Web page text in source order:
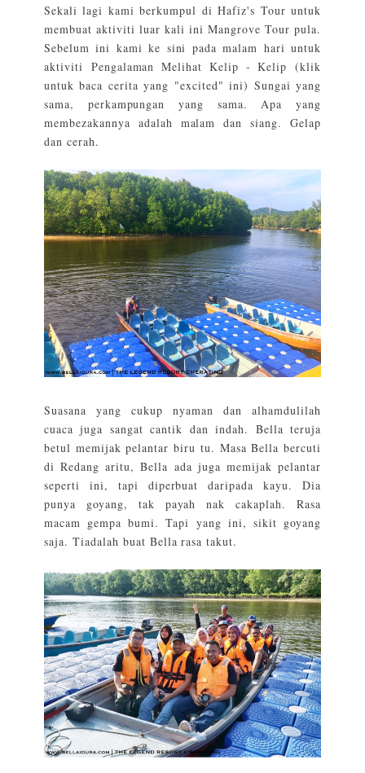
Sekali lagi kami berkumpul di Hafiz's Tour untuk
membuat aktiviti luar kali ini Mangrove Tour pula.
Sebelum ini kami ke sini pada malam hari untuk
aktiviti Pengalaman Melihat Kelip - Kelip (klik
untuk baca cerita yang "excited" ini) Sungai yang
sama, perkampungan yang sama. Apa yang
membezakannya adalah malam dan siang. Gelap
dan cerah.
Suasana yang cukup nyaman dan alhamdulilah
cuaca juga sangat cantik dan indah. Bella teruja
betul memijak pelantar biru tu. Masa Bella bercuti
di Redang aritu, Bella ada juga memijak pelantar
seperti ini, tapi diperbuat daripada kayu. Dia
punya goyang, tak payah nak cakaplah. Rasa
macam gempa bumi. Tapi yang ini, sikit goyang
saja. Tiadalah buat Bella rasa takut.